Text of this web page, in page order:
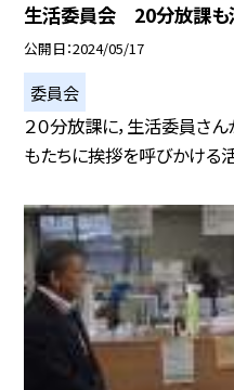
生活委員会 20分放課も
公開日 2024/05/17
委員会
２０分放課に，生活委員さ
もたちに挨拶を呼びかける